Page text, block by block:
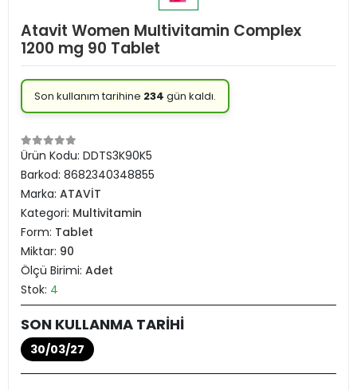
Atavit Women Multivitamin Complex
1200 mg 90 Tablet
Son kullanım tarihine 234 gün kaldı.
Ürün Kodu: DDTS3K90K5
Barkod: 8682340348855
Marka: ATAVİT
Kategori: Multivitamin
Form: Tablet
Miktar: 90
Ölçü Birimi: Adet
Stok: 4
SON KULLANMA TARİHİ
30/03/27